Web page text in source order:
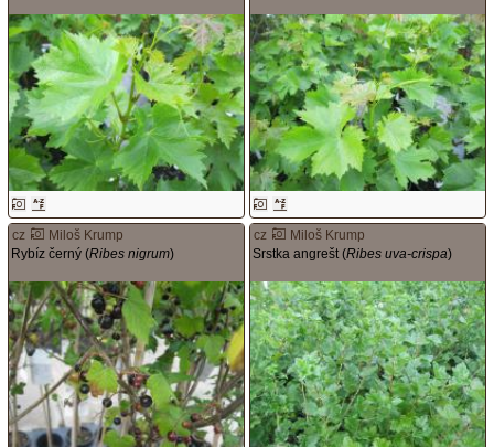
cz
Miloš Krump
Rybíz černý (Ribes nigrum)
cz
Miloš Krump
Srstka angrešt (Ribes uva-crispa)